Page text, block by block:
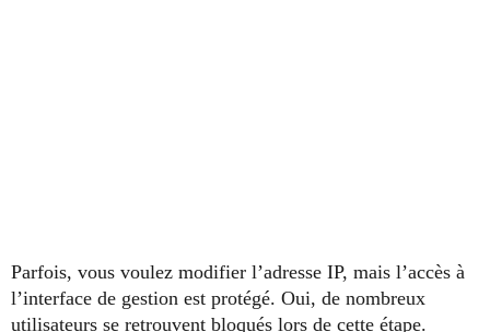
Parfois, vous voulez modifier l’adresse IP, mais l’accès à
l’interface de gestion est protégé. Oui, de nombreux
utilisateurs se retrouvent bloqués lors de cette étape.